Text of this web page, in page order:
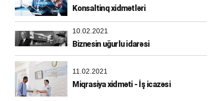
Konsaltinq xidmətləri
10.02.2021
Biznesin uğurlu idarəsi
11.02.2021
Miqrasiya xidməti - İş icazəsi